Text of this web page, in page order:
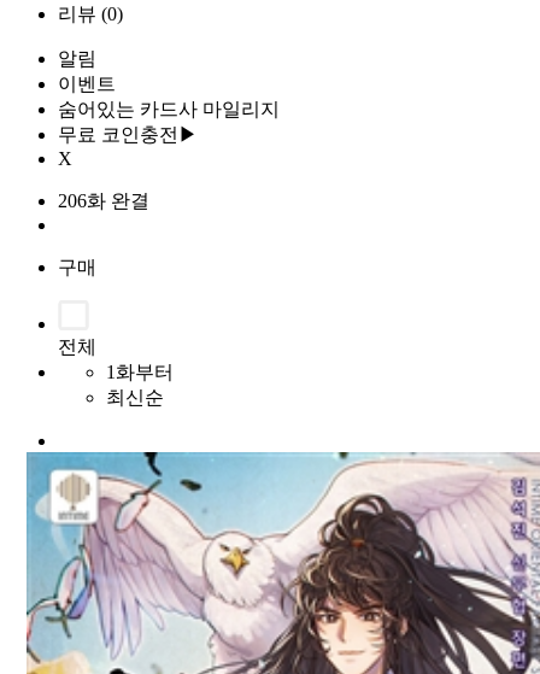
리뷰 (0)
알림
이벤트
숨어있는 카드사 마일리지
무료 코인충전▶
X
206화 완결
구매
전체
1화부터
최신순